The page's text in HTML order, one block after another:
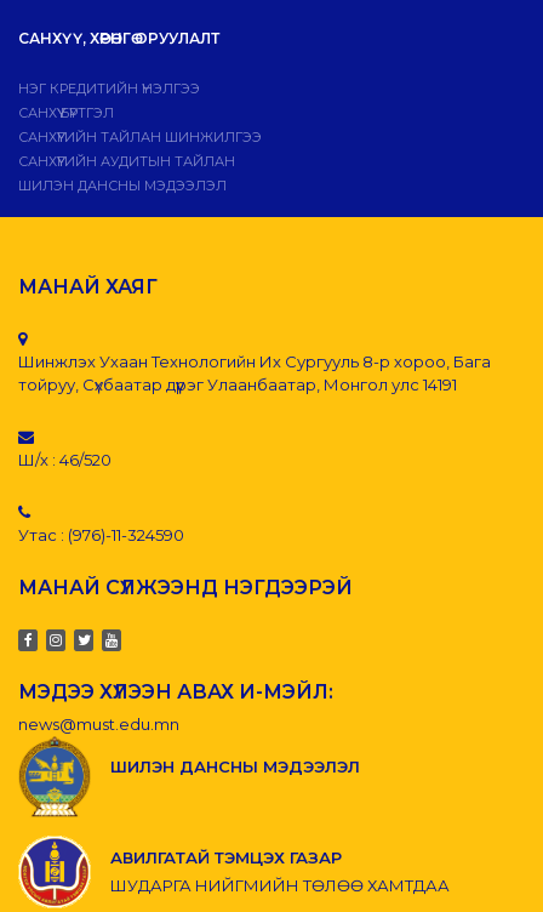
САНХҮҮ, ХӨРӨНГӨ ОРУУЛАЛТ
НЭГ КРЕДИТИЙН ҮНЭЛГЭЭ
САНХҮҮ БҮРТГЭЛ
САНХҮҮГИЙН ТАЙЛАН ШИНЖИЛГЭЭ
САНХҮҮГИЙН АУДИТЫН ТАЙЛАН
ШИЛЭН ДАНСНЫ МЭДЭЭЛЭЛ
МАНАЙ ХАЯГ
Шинжлэх Ухаан Технологийн Их Сургууль 8-р хороо, Бага
тойруу, Сүхбаатар дүүрэг Улаанбаатар, Монгол улс 14191
Ш/х : 46/520
Утас : (976)-11-324590
МАНАЙ СҮЛЖЭЭНД НЭГДЭЭРЭЙ
МЭДЭЭ ХҮЛЭЭН АВАХ И-МЭЙЛ:
news@must.edu.mn
ШИЛЭН ДАНСНЫ МЭДЭЭЛЭЛ
АВИЛГАТАЙ ТЭМЦЭХ ГАЗАР
ШУДАРГА НИЙГМИЙН ТӨЛӨӨ ХАМТДАА